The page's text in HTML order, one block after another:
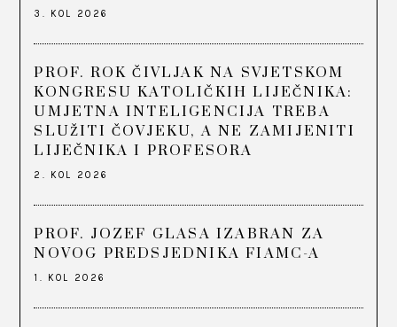
3. KOL 2026
PROF. ROK ČIVLJAK NA SVJETSKOM
KONGRESU KATOLIČKIH LIJEČNIKA:
UMJETNA INTELIGENCIJA TREBA
SLUŽITI ČOVJEKU, A NE ZAMIJENITI
LIJEČNIKA I PROFESORA
2. KOL 2026
PROF. JOZEF GLASA IZABRAN ZA
NOVOG PREDSJEDNIKA FIAMC-A
1. KOL 2026